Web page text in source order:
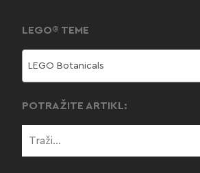
LEGO® TEME
LEGO Botanicals
POTRAŽITE ARTIKL: